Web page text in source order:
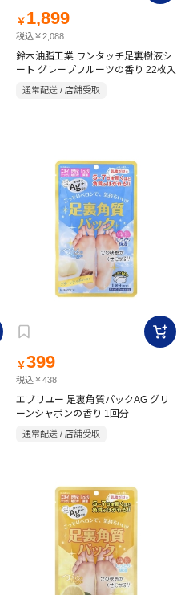
￥ 1,899
税込￥2,088
鈴木油脂工業 ワンタッチ足裏樹液シ
ート グレープフルーツの香り 22枚入
通常配送 / 店舗受取
￥399
税込￥438
エブリユー 足裏角質パックAG グリ
ーンシャボンの香り 1回分
通常配送 / 店舗受取